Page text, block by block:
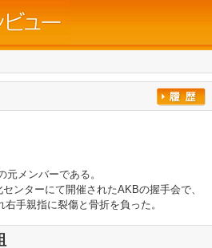
メンバーである。
ンターにて開催されたAKBの握手会で、
手親指に裂傷と骨折を負った。